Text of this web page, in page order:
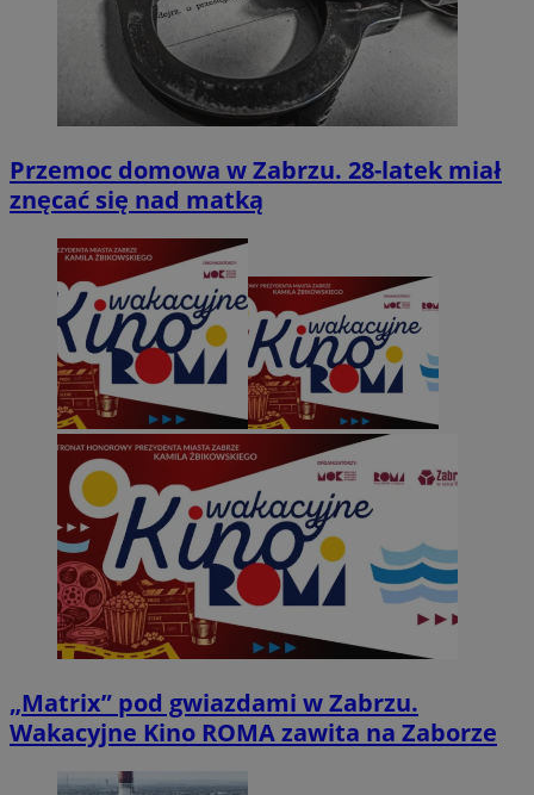
Przemoc domowa w Zabrzu. 28-latek miał
znęcać się nad matką
„Matrix” pod gwiazdami w Zabrzu.
Wakacyjne Kino ROMA zawita na Zaborze